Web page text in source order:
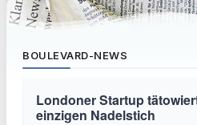
BOULEVARD-NEWS
Londoner Startup
einzigen Nadelstich